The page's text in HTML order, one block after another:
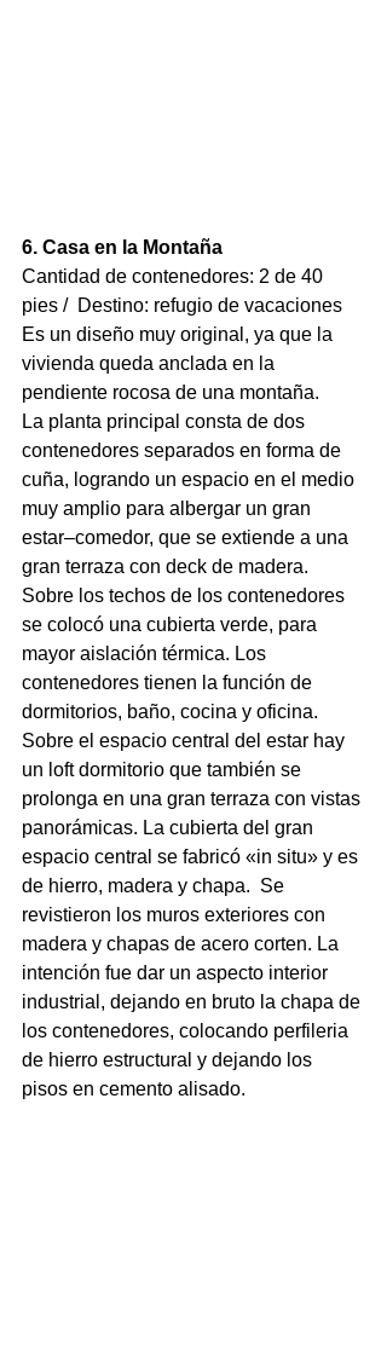
6. Casa en la Montaña
Cantidad de contenedores: 2 de 40
pies /  Destino: refugio de vacaciones
Es un diseño muy original, ya que la
vivienda queda anclada en la
pendiente rocosa de una montaña.
La planta principal consta de dos
contenedores separados en forma de
cuña, logrando un espacio en el medio
muy amplio para albergar un gran
estar–comedor, que se extiende a una
gran terraza con deck de madera.
Sobre los techos de los contenedores
se colocó una cubierta verde, para
mayor aislación térmica. Los
contenedores tienen la función de
dormitorios, baño, cocina y oficina.
Sobre el espacio central del estar hay
un loft dormitorio que también se
prolonga en una gran terraza con vistas
panorámicas. La cubierta del gran
espacio central se fabricó «in situ» y es
de hierro, madera y chapa.  Se
revistieron los muros exteriores con
madera y chapas de acero corten. La
intención fue dar un aspecto interior
industrial, dejando en bruto la chapa de
los contenedores, colocando perfileria
de hierro estructural y dejando los
pisos en cemento alisado.